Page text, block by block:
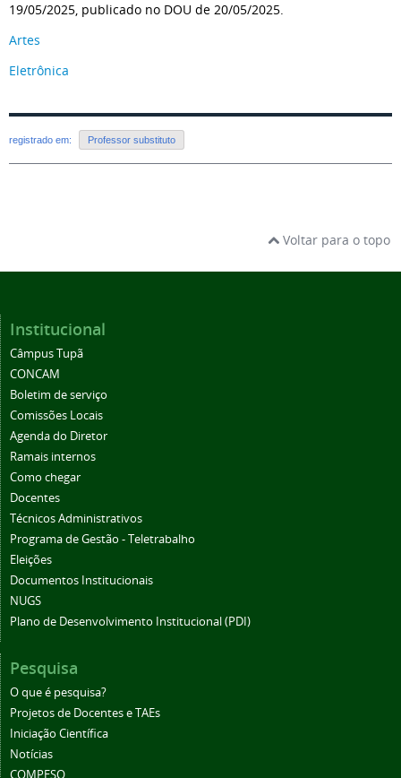
19/05/2025, publicado no DOU de 20/05/2025.
Artes
Eletrônica
registrado em: Professor substituto
Voltar para o topo
Institucional
Câmpus Tupã
CONCAM
Boletim de serviço
Comissões Locais
Agenda do Diretor
Ramais internos
Como chegar
Docentes
Técnicos Administrativos
Programa de Gestão - Teletrabalho
Eleições
Documentos Institucionais
NUGS
Plano de Desenvolvimento Institucional (PDI)
Pesquisa
O que é pesquisa?
Projetos de Docentes e TAEs
Iniciação Científica
Notícias